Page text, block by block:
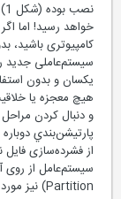
نصب
خواهد رسید! اما اگر
کامپیوتری باشید،
سیستم‌عاملی جدید
یکسان و بدون
هیچ معجزه‌ یا
از فشرده‌سازی فایل
Partition) نیز مورد استفاده قرار خواهد گرفت.